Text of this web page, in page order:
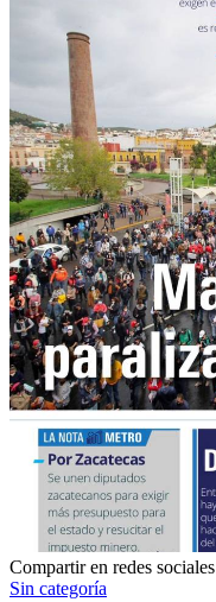
Compartir en redes sociales
Sin categoría